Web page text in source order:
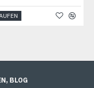
BLOG